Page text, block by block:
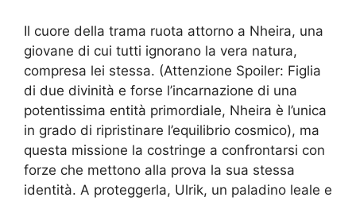
Il cuore della trama ruota attorno a Nheira, una
giovane di cui tutti ignorano la vera natura,
compresa lei stessa. (Attenzione Spoiler: Figlia
di due divinità e forse l’incarnazione di una
potentissima entità primordiale, Nheira è l’unica
in grado di ripristinare l’equilibrio cosmico), ma
questa missione la costringe a confrontarsi con
forze che mettono alla prova la sua stessa
identità. A proteggerla, Ulrik, un paladino leale e